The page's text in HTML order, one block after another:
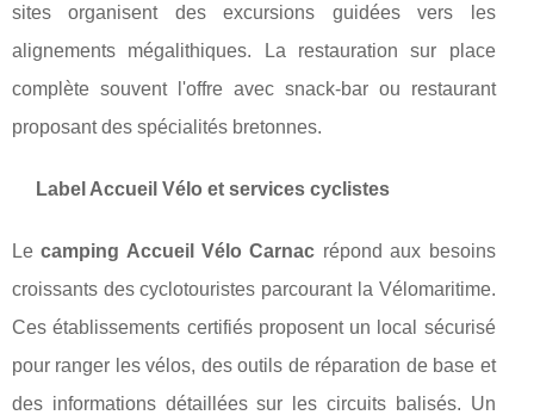
sites organisent des excursions guidées vers les
alignements mégalithiques. La restauration sur place
complète souvent l'offre avec snack-bar ou restaurant
proposant des spécialités bretonnes.
Label Accueil Vélo et services cyclistes
Lecamping Accueil Vélo Carnac répond aux besoins
croissants des cyclotouristes parcourant la Vélomaritime.
Ces établissements certifiés proposent un local sécurisé
pour ranger les vélos, des outils de réparation de base et
des informations détaillées sur les circuits balisés. Un